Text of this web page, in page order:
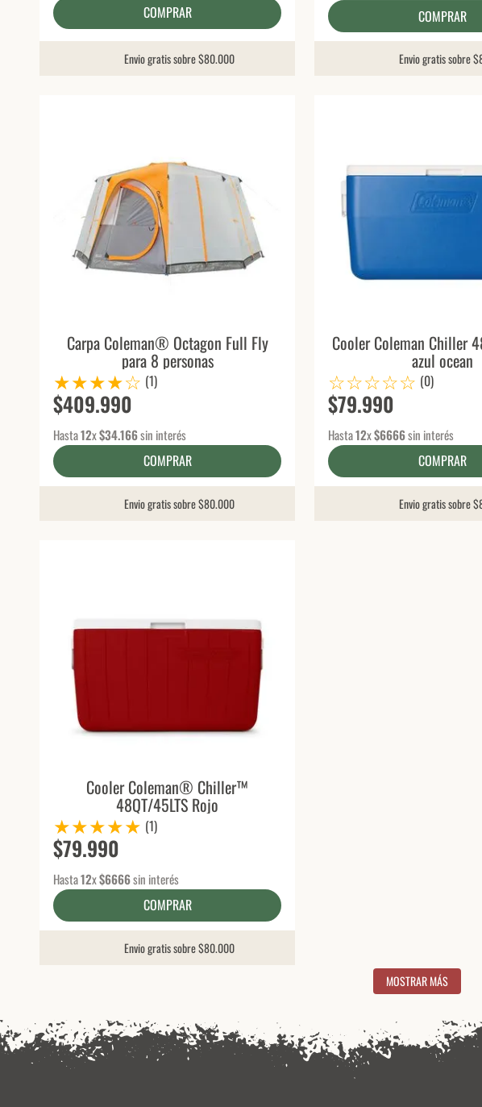
COMPRAR
Envio gratis sobre $80.000
COMPRAR
Envio gratis sobre
Carpa Coleman® Octagon Full Fly
para 8 personas
★★★★☆ (1)
$409.990
Hasta12x$34.166sin interés
COMPRAR
Envio gratis sobre $80.000
Cooler Coleman Chiller
azul ocean
☆☆☆☆☆ (0)
$79.990
Hasta12x$6666sin interés
COMPRAR
Envio gratis sobre
Cooler Coleman® Chiller™
48QT/45LTS Rojo
★★★★★ (1)
$79.990
Hasta12x$6666sin interés
COMPRAR
Envio gratis sobre $80.000
MOSTRAR MÁS